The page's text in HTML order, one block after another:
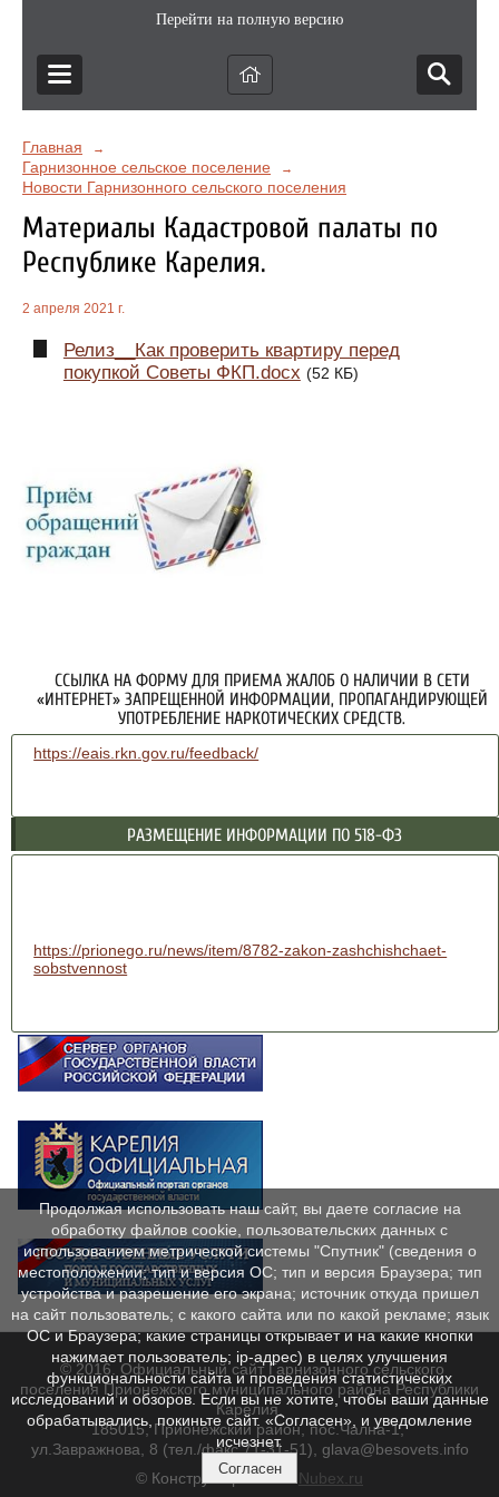
Перейти на полную версию
Главная →
Гарнизонное сельское поселение →
Новости Гарнизонного сельского поселения
Материалы Кадастровой палаты по
Республике Карелия.
2 апреля 2021 г.
Релиз__Как проверить квартиру перед
покупкой Советы ФКП.docx (52 КБ)
ССЫЛКА НА ФОРМУ ДЛЯ ПРИЕМА ЖАЛОБ О НАЛИЧИИ В СЕТИ
«ИНТЕРНЕТ» ЗАПРЕЩЕННОЙ ИНФОРМАЦИИ, ПРОПАГАНДИРУЮЩЕЙ
УПОТРЕБЛЕНИЕ НАРКОТИЧЕСКИХ СРЕДСТВ.
https://eais.rkn.gov.ru/feedback/
РАЗМЕЩЕНИЕ ИНФОРМАЦИИ ПО 518-ФЗ
https://prionego.ru/news/item/8782-zakon-zashchishchaet-
sobstvennost
© 2016. Официальный сайт Гарнизонного сельского
поселения Прионежского муниципального района Республики
Карелия.
185015, Прионежский район, пос.Чална-1,
ул.Завражнова, 8 (тел./факс 71-31-51), glava@besovets.info
© Конструктор сайтовNubex.ru
Продолжая использовать наш сайт, вы даете согласие на
обработку файлов cookie, пользовательских данных с
использованием метрической системы "Спутник" (сведения о
местоположении; тип и версия ОС; тип и версия Браузера; тип
устройства и разрешение его экрана; источник откуда пришел
на сайт пользователь; с какого сайта или по какой рекламе; язык
ОС и Браузера; какие страницы открывает и на какие кнопки
нажимает пользователь; ip-адрес) в целях улучшения
функциональности сайта и проведения статистических
исследований и обзоров. Если вы не хотите, чтобы ваши данные
обрабатывались, покиньте сайт. «Согласен», и уведомление
исчезнет.
Согласен